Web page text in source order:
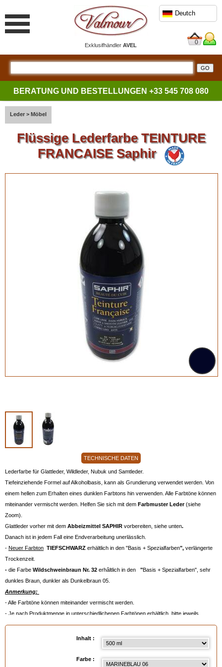
ExklusifhändlerAVEL
Deutch
0
BERATUNG UND BESTELLUNGEN +33 545 708 080
Leder > Möbel
Flüssige Lederfarbe TEINTURE
FRANCAISE Saphir
TECHNISCHE DATEN
Lederfarbe für Glattleder, Wildleder, Nubuk und Samtleder.
Tiefeinziehende Formel auf Alkoholbasis, kann als Grundierung verwendet werden. Von
einem hellen zum Erhalten eines dunklen Farbtons hin verwenden. Alle Farbtöne können
miteinander vermischt werden. Helfen Sie sich mit dem Farbmuster Leder(siehe
Zoom).
Glattleder vorher mit dem Abbeizmittel SAPHIR vorbereiten, siehe unten.
Danach ist in jedem Fall eine Endverarbeitung unerlässlich.
- Neuer Farbton TIEFSCHWARZ erhältlich in den "Basis + Spezialfarben", verlängerte
Trockenzeit.
- die Farbe Wildschweinbraun Nr. 32 erhâltlich in den "Basis + Spezialfarben", sehr
dunkles Braun, dunkler als Dunkelbraun 05.
Anmerkung:
- Alle Farbtöne können miteinander vermischt werden.
- Je nach Produktmenge in unterschiedlichenen Farbtönen erhältlich, bitte jeweils
konsultieren.
- Die Aufhellerbasis muss vor dem Auftragen vermischt werden, Sie erhalten einen leicht
Inhalt :
Farbe :